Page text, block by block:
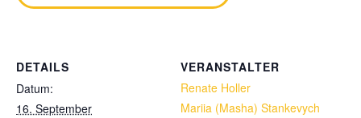
DETAILS
Datum:
16. September
VERANSTALTER
Renate Holler
Mariia (Masha) Stankevych